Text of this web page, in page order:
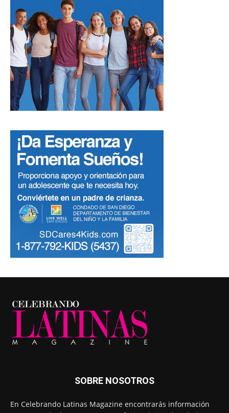
SOBRE NOSOTROS
En Celebrando Latinas Magazine encontrarás información